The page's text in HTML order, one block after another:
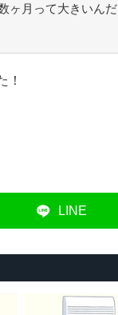
ヶ月って大きいんだ
！
LINE